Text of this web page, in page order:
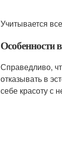
Учитывается
Особенности
Справедливо,
отказывать в
себе красоту с